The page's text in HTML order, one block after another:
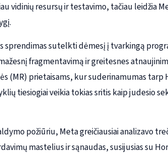
vidinių resursų ir testavimo, tačiau leidžia
sprendimas sutelkti dėmesį į tvarkingą
fragmentavimą ir greitesnes
(MR) prietaisams, kur suderinamumas tarp
tiesiogiai veikia tokias sritis kaip judesio
požiūriu, Meta greičiausiai analizavo
mastelius ir sąnaudas, susijusias su